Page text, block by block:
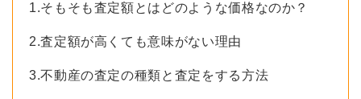
1.そもそも査定額とはどのような価格なのか？
2.査定額が高くても意味がない理由
3.不動産の査定の種類と査定をする方法